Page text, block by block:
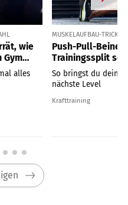
wie
Gym
alles
MUSKELAUFBAU-TRICK
Push-Pull-Beine:
Trainingssplit so
Muskelaufbau ist
So bringst du dein
nächste Level
Krafttraining